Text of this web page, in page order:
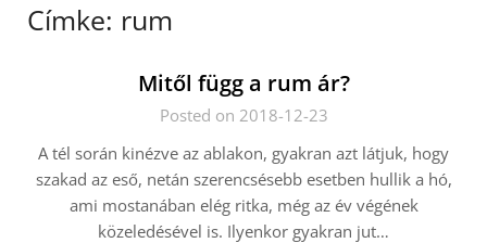
Címke: rum
Mitől függ a rum ár?
Posted on 2018-12-23
A tél során kinézve az ablakon, gyakran azt látjuk, hogy
szakad az eső, netán szerencsésebb esetben hullik a hó,
ami mostanában elég ritka, még az év végének
közeledésével is. Ilyenkor gyakran jut…